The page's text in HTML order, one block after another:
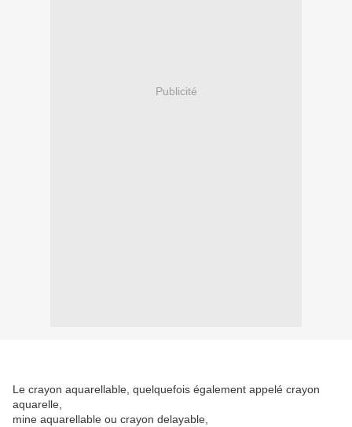
Publicité
Le crayon aquarellable, quelquefois également appelé crayon
aquarelle,
mine aquarellable ou crayon delayable,